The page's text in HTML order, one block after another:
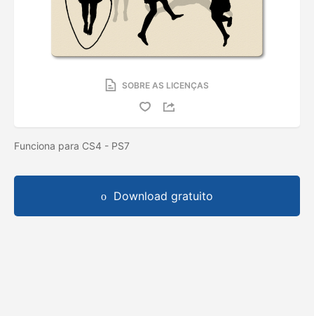
SOBRE AS LICENÇAS
Funciona para CS4 - PS7
Download gratuito